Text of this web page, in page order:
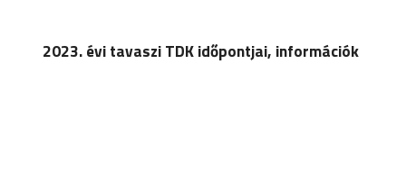
2023. évi tavaszi TDK időpontjai, információk